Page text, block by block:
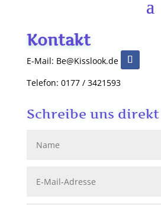
Kontakt
E-Mail: Be@Kisslook.de
Telefon: 0177 / 3421593
Schreibe uns direkt